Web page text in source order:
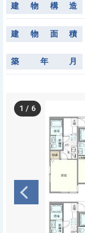
建 物 構 造
建 物 面 積
築 年 月
1 / 6